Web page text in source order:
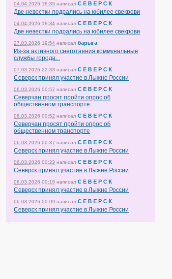
04.04.2026 18:35 написал С Е В Е Р С К
Две невестки подрались на юбилее свекрови
04.04.2026 18:34 написал С Е В Е Р С К
Две невестки подрались на юбилее свекрови
27.03.2026 19:54 написал барыга
Из-за активного снеготаяния коммунальные
службы города...
07.03.2026 22:33 написал С Е В Е Р С К
Северск принял участие в Лыжне России
06.03.2026 00:57 написал С Е В Е Р С К
Северчан просят пройти опрос об
общественном транспорте
06.03.2026 00:52 написал С Е В Е Р С К
Северчан просят пройти опрос об
общественном транспорте
06.03.2026 00:37 написал С Е В Е Р С К
Северск принял участие в Лыжне России
06.03.2026 00:23 написал С Е В Е Р С К
Северск принял участие в Лыжне России
06.03.2026 00:18 написал С Е В Е Р С К
Северск принял участие в Лыжне России
06.03.2026 00:09 написал С Е В Е Р С К
Северск принял участие в Лыжне России